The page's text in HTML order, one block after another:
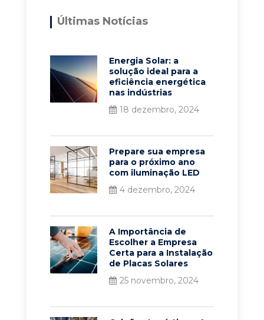
Últimas Notícias
Energia Solar: a
solução ideal para a
eficiência energética
nas indústrias
18 dezembro, 2024
Prepare sua empresa
para o próximo ano
com iluminação LED
4 dezembro, 2024
A Importância de
Escolher a Empresa
Certa para a Instalação
de Placas Solares
25 novembro, 2024